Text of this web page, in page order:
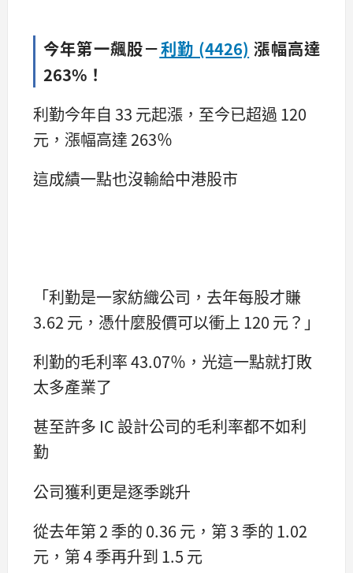
今年第一飆股－利勤 (4426) 漲幅高達
263%！
利勤今年自 33 元起漲，至今已超過 120
元，漲幅高達 263％
這成績一點也沒輸給中港股市
「利勤是一家紡織公司，去年每股才賺
3.62 元，憑什麼股價可以衝上 120 元？」
利勤的毛利率 43.07％，光這一點就打敗
太多產業了
甚至許多 IC 設計公司的毛利率都不如利
勤
公司獲利更是逐季跳升
從去年第 2 季的 0.36 元，第 3 季的 1.02
元，第 4 季再升到 1.5 元